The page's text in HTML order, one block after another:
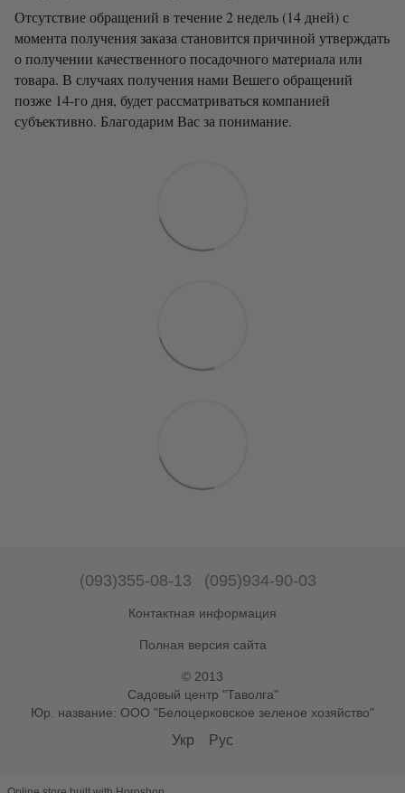
Отсутствие обращений в течение 2 недель (14 дней) с
момента получения заказа становится причиной утверждать
о получении качественного посадочного материала или
товара. В случаях получения нами Вешего обращений
позже 14-го дня, будет рассматриваться компанией
субъективно. Благодарим Вас за понимание.
(093)355-08-13 (095)934-90-03
Контактная информация
Полная версия сайта
© 2013
Садовый центр "Таволга"
Юр. название: ООО "Белоцерковское зеленое хозяйство"
Укр Рус